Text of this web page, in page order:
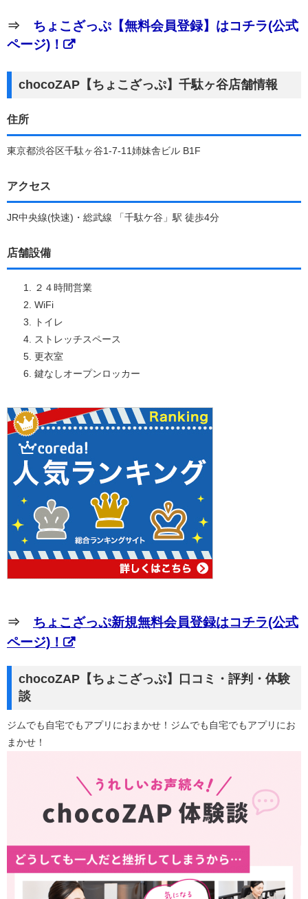
⇒ ちょこざっぷ【無料会員登録】はコチラ(公式
ページ)！
chocoZAP【ちょこざっぷ】千駄ヶ谷店舗情報
住所
東京都渋谷区千駄ヶ谷1-7-11姉妹舎ビル B1F
アクセス
JR中央線(快速)・総武線 「千駄ケ谷」駅 徒歩4分
店舗設備
２４時間営業
WiFi
トイレ
ストレッチスペース
更衣室
鍵なしオープンロッカー
⇒ ちょこざっぷ新規無料会員登録はコチラ(公式
ページ)！
chocoZAP【ちょこざっぷ】口コミ・評判・体験
談
ジムでも自宅でもアプリにおまかせ！ジムでも自宅でもアプリにお
まかせ！